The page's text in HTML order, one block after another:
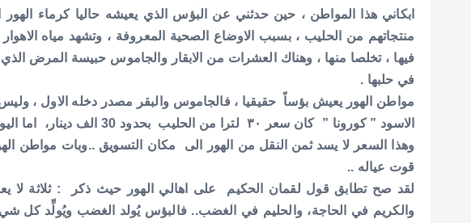
ابكاني هذا المواطن ، حين حدثني عن البؤس الذي يعيشه حاليا كرماء
منتجاتهم من الحليب ، بسبب الاوضاع الصحية المعروفة ، وتشهد مياه
فيها ، تخلصا منها ، وهناك العشرات من الابقار والجاموس حبيسة المرض
في حلبها .
مواطن الهور يعيش بؤساً حقيقيا ، فالجاموس والبقر مصدر دخله الاول ،
وهذا السعر لا يسد ثمن النقل من الهور الى مكان التسويق ..وبات مواطن
قوت عياله ..
لقد صح تطابق قول لقمان الحكيم على اهالي الهور حيث ذكر : ثلاثة لا
والكريم في الحاجة، والحليم في الغضب.. فالبؤس يُولد الغضب ويُولِّد كل